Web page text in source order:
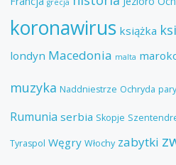
KURORT?"
koronawirus książka
londyn Macedonia malta
muzyka Naddniestrze Ochryda
Rumunia serbia Skopje
Tyraspol Węgry Włochy zabytki